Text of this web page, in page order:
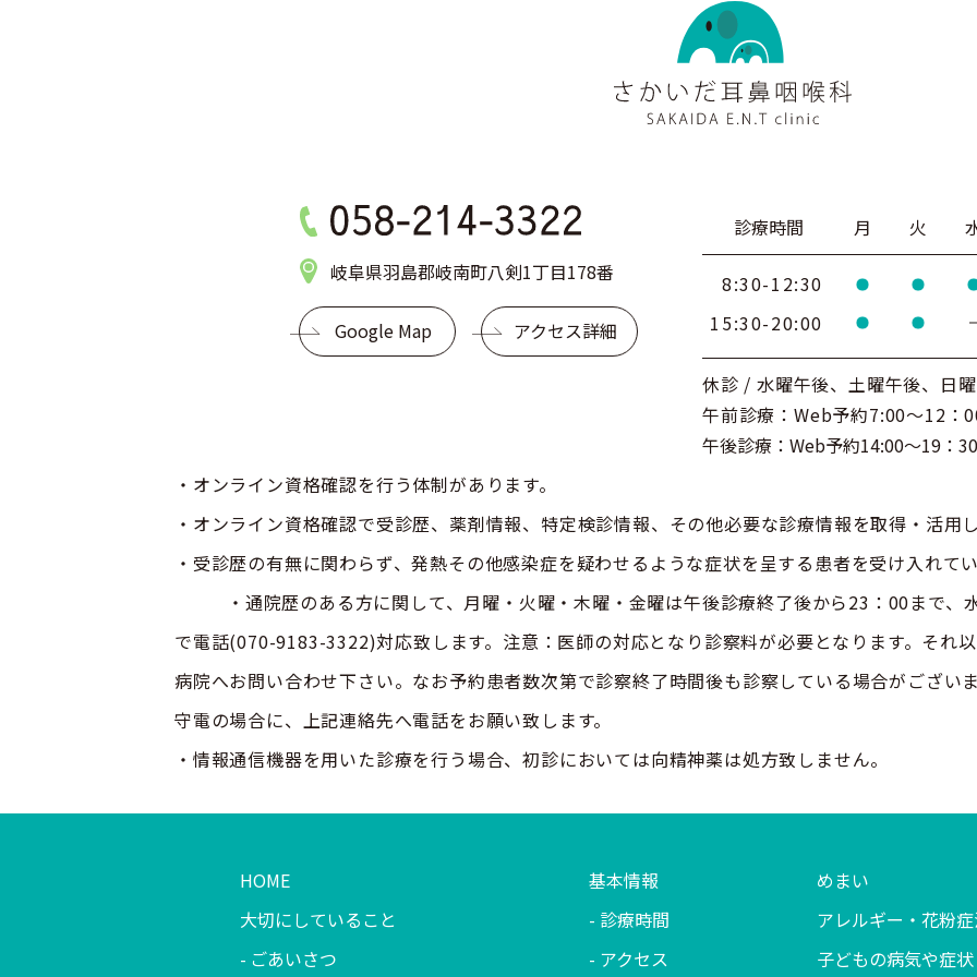
岐阜県羽島郡岐南町八剣1丁目178番
Google Map アクセス詳細
診療時間 月 火
8:30-12:30
15:30-20:00
休診 / 水曜午後、土曜午後、日
午前診療：Web予約7:00～12：
午後診療：Web予約14:00～19：30
・オンライン資格確認を行う体制があります。
・オンライン資格確認で受診歴、薬剤情報、特定検診情報、その他必要な診療情報を取得・活用し
・受診歴の有無に関わらず、発熱その他感染症を疑わせるような症状を呈する患者を受け入れてい
・通院歴のある方に関して、月曜・火曜・木曜・金曜は午後診療終了後から23：00まで、
で電話(070-9183-3322)対応致します。注意：医師の対応となり診察料が必要となります。それ
病院へお問い合わせ下さい。なお予約患者数次第で診察終了時間後も診察している場合がござい
守電の場合に、上記連絡先へ電話をお願い致します。
・情報通信機器を用いた診療を行う場合、初診においては向精神薬は処方致しません。
HOME
大切にしていること
ごあいさつ
基本情報
診療時間
アクセス
めまい
アレルギー・花粉
子どもの病気や症状